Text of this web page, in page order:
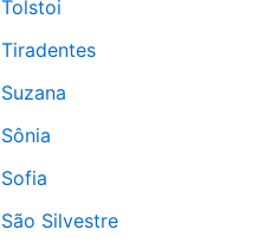
Silvestre